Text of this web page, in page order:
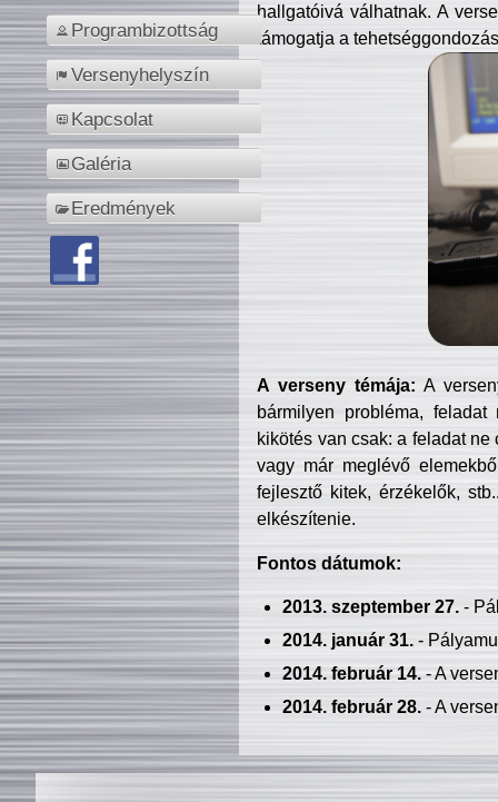
Programbizottság
Versenyhelyszín
Kapcsolat
Galéria
Eredmények
hallgatóivá válhatnak. A
támogatja a
A verseny témája: A
bármilyen probléma, feladat
kikötés van csak: a feladat
vagy már meglévő
fejlesztő kitek, érzékelők,
elkészítenie.
Fontos dátumok:
2013. szeptember 27.-
2014. január 31.-
2014. február 14.- A
2014. február 28.- A